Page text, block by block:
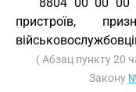
пристроїв,
( Абзац пункту 20
Закону